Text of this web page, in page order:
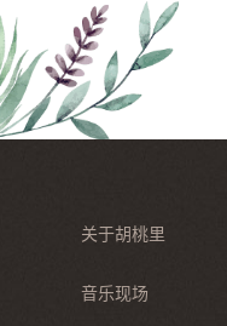
关于胡桃里
音乐现场